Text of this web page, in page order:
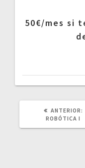
50€/mes si
ANTERIOR:
ROBÓTICA I